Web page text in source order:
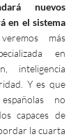
nuevos
en el sistema
más
en
inteligencia
Y es que
no
capaces de
la cuarta